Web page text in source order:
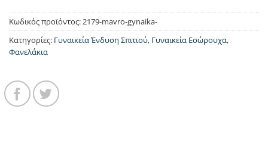
Κωδικός προϊόντος:2179-mavro-gynaika-
Κατηγορίες: Γυναικεία Ένδυση Σπιτιού, Γυναικεία Εσώρουχα,
Φανελάκια